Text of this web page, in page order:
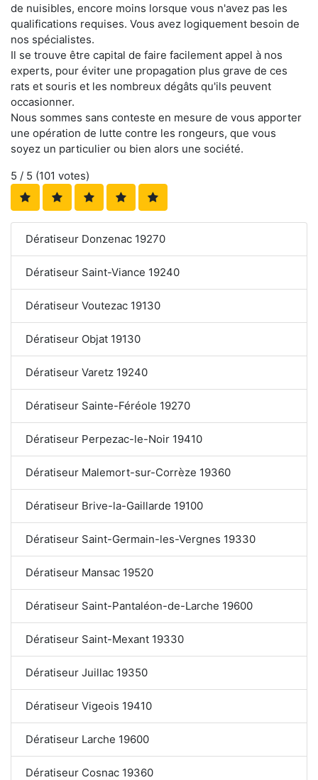
de nuisibles, encore moins lorsque vous n'avez pas les
qualifications requises. Vous avez logiquement besoin de
nos spécialistes.
Il se trouve être capital de faire facilement appel à nos
experts, pour éviter une propagation plus grave de ces
rats et souris et les nombreux dégâts qu'ils peuvent
occasionner.
Nous sommes sans conteste en mesure de vous apporter
une opération de lutte contre les rongeurs, que vous
soyez un particulier ou bien alors une société.
5 / 5 (101 votes)
Dératiseur Donzenac 19270
Dératiseur Saint-Viance 19240
Dératiseur Voutezac 19130
Dératiseur Objat 19130
Dératiseur Varetz 19240
Dératiseur Sainte-Féréole 19270
Dératiseur Perpezac-le-Noir 19410
Dératiseur Malemort-sur-Corrèze 19360
Dératiseur Brive-la-Gaillarde 19100
Dératiseur Saint-Germain-les-Vergnes 19330
Dératiseur Mansac 19520
Dératiseur Saint-Pantaléon-de-Larche 19600
Dératiseur Saint-Mexant 19330
Dératiseur Juillac 19350
Dératiseur Vigeois 19410
Dératiseur Larche 19600
Dératiseur Cosnac 19360